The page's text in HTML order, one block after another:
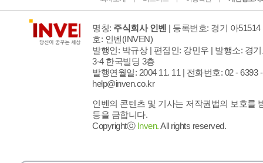
명칭: 주식회사 인벤 | 등록번호: 경기 아
호: 인벤(INVEN)
발행인: 박규상 | 편집인: 강민우 | 발행소: 경
3-4 한국빌딩 3층
발행연월일: 2004 11. 11 | 전화번호: 02 - 6393
help@inven.co.kr
인벤의 콘텐츠 및 기사는 저작권법의 보호를
등을 금합니다.
Copyrightⓒ Inven.All rights reserved.